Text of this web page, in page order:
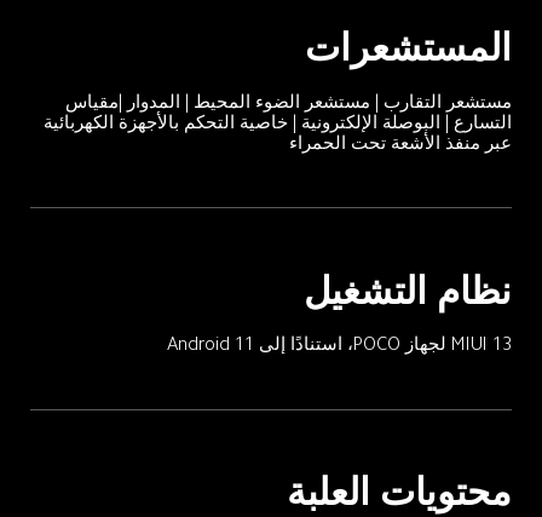
المستشعرات
مستشعر التقارب | مستشعر الضوء المحيط | المدوار |مقياس
التسارع | البوصلة الإلكترونية | خاصية التحكم بالأجهزة الكهربائية
عبر منفذ الأشعة تحت الحمراء
نظام التشغيل
MIUI 13 لجهاز POCO، استنادًا إلى Android 11
محتويات العلبة